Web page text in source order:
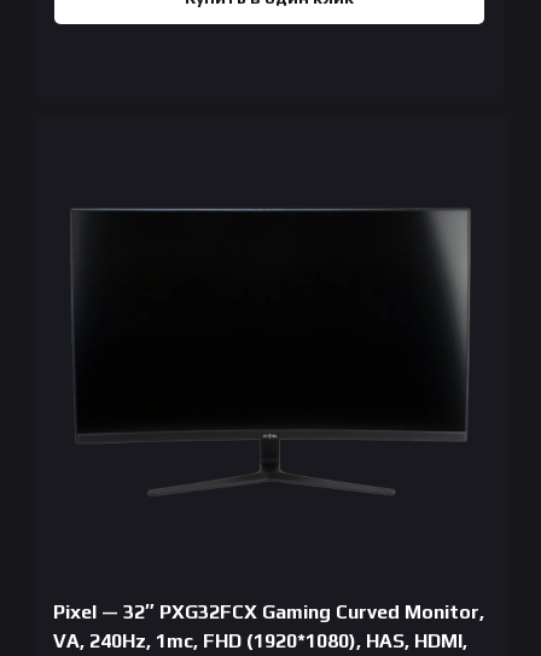
Pixel — 32″ PXG32FCX Gaming Curved Monitor,
VA, 240Hz, 1mc, FHD (1920*1080), HAS, HDMI,